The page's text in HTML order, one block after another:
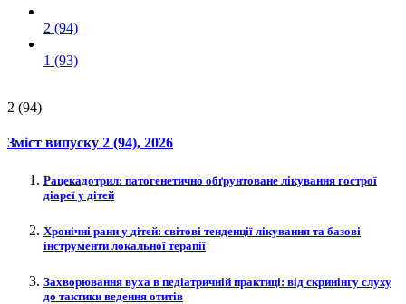
2 (94)
1 (93)
2 (94)
Зміст випуску 2 (94), 2026
Рацекадотрил: патогенетично обґрунтоване лікування гострої
діареї у дітей
Хронічні рани у дітей: світові тенденції лікування та базові
інструменти локальної терапії
Захворювання вуха в педіатричній практиці: від скринінгу слуху
до тактики ведення отитів